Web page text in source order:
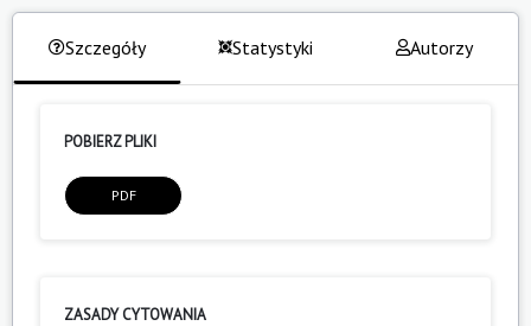
Szczegóły Statystyki Autorzy
POBIERZ PLIKI
PDF
ZASADY CYTOWANIA